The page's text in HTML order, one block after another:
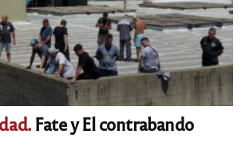
Fate y El contrabando